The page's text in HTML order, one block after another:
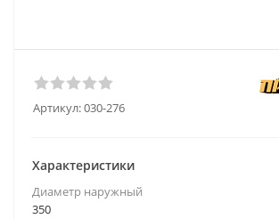
Артикул:030-276
Характеристики
Диаметр наружный
350